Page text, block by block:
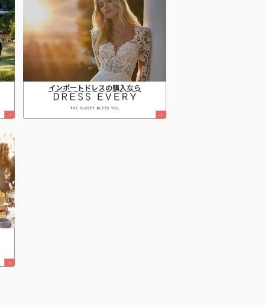
インポートドレスの購入なら